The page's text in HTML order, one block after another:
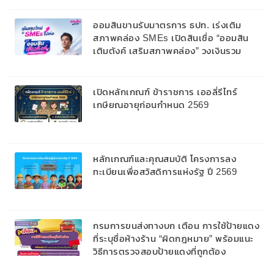
ออมสินขานรับมาตรการ ธปท. เร่งเติม
สภาพคล่อง SMEs เปิดสินเชื่อ “ออมสิน
เติมตังค์ เสริมสภาพคล่อง” วงเงินรวม
สูงสุด 10 ปี
เปิดหลักเกณฑ์ ข้าราชการ เออลี่รีไทร์
เกษียณอายุก่อนกำหนด 2569
หลักเกณฑ์และคุณสมบัติ โครงการลง
ทะเบียนเพื่อสวัสดิการแห่งรัฐ ปี 2569
กรมการขนส่งทางบก เตือน การใช้ป้ายแดง
ที่ระบุชื่อห้างร้าน “ผิดกฎหมาย” พร้อมแนะ
วิธีการตรวจสอบป้ายแดงที่ถูกต้อง